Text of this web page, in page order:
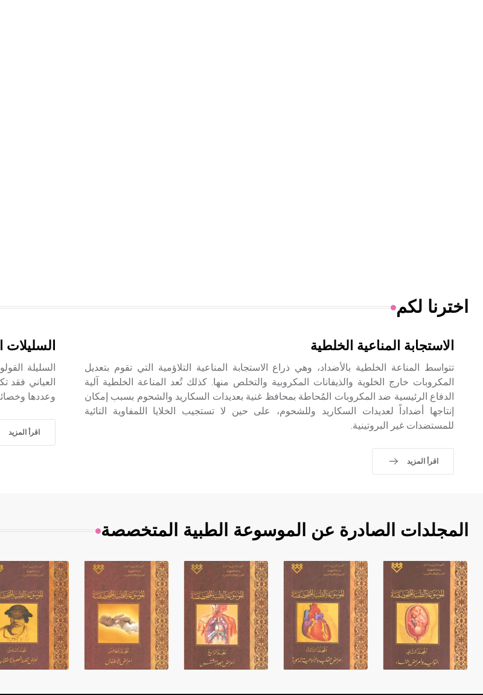
اخترنا لكم
الاستجابة المناعية الخلطية
تتواسط المناعة الخلطية بالأضداد، وهي ذراع الاستجابة المناعية التلاؤمية التي تقوم بتعديل
المكروبات خارج الخلوية والذيفانات المكروبية والتخلص منها. كذلك تُعد المناعة الخلطية آلية
الدفاع الرئيسية ضد المكروبات المُحاطة بمحافظ غنية بعديدات السكاريد والشحوم بسبب إمكان
إنتاجها أضداداً لعديدات السكاريد وللشحوم، على حين لا تستجيب الخلايا اللمفاوية التائية
للمستضدات غير البروتينية.
اقرأ المزيد
السليلات
وعددها
اقرأ المزيد
المجلدات الصادرة عن الموسوعة الطبية المتخصصة